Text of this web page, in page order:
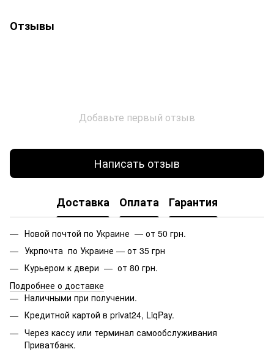
Отзывы
Добавьте первый отзыв
Написать отзыв
Доставка Оплата Гарантия
Новой почтой по Украине — от 50 грн.
Укрпочта по Украине — от 35 грн
Курьером к двери — от 80 грн.
Подробнее о доставке
Наличными при получении.
Кредитной картой в privat24, LiqPay.
Через кассу или терминал самообслуживания
Приватбанк.